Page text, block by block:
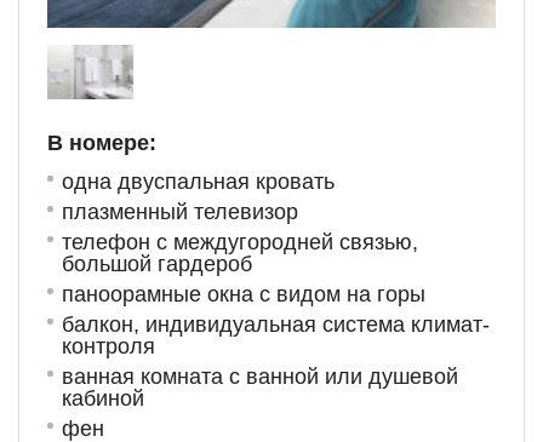
В номере:
одна двуспальная кровать
плазменный телевизор
телефон с междугородней связью,
большой гардероб
паноорамные окна с видом на горы
балкон, индивидуальная система климат-
контроля
ванная комната с ванной или душевой
кабиной
фен